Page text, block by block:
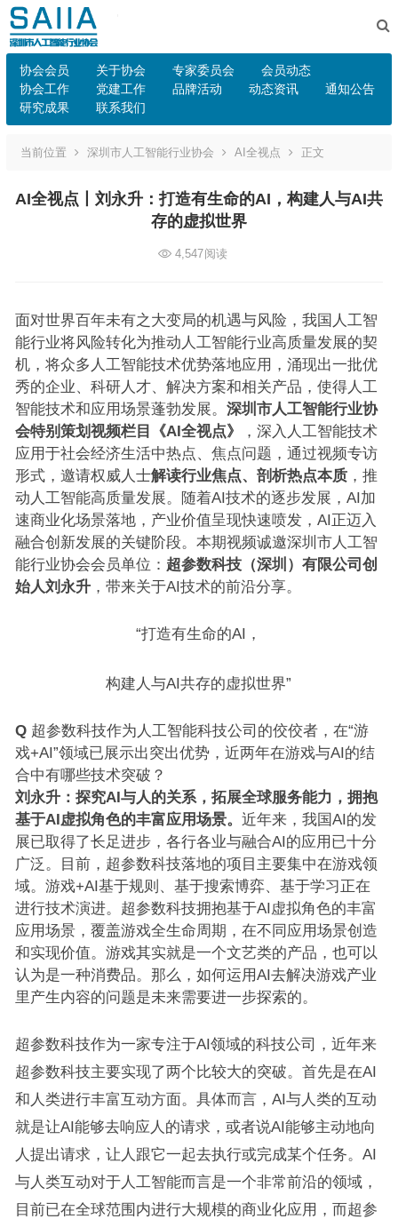
协会会员 关于协会 专家委员会
会员动态
协会工作
党建工作 品牌活动 动态资讯
通知公告
研究成果
联系我们
当前位置 深圳市人工智能行业协会 AI全视点 正文
AI全视点丨刘永升：打造有生命的AI，构建人与AI共
存的虚拟世界
4,547阅读
面对世界百年未有之大变局的机遇与风险，我国人工智
能行业将风险转化为推动人工智能行业高质量发展的契
机，将众多人工智能技术优势落地应用，涌现出一批优
秀的企业、科研人才、解决方案和相关产品，使得人工
智能技术和应用场景蓬勃发展。 深圳市人工智能行业协
会特别策划视频栏目《AI全视点》
，深入人工智能技术
应用于社会经济生活中热点、焦点问题，通过视频专访
形式，邀请权威人士解读行业焦点、剖析热点本质，推
动人工智能高质量发展。随着AI技术的逐步发展，AI加
速商业化场景落地，产业价值呈现快速喷发，AI正迈入
融合创新发展的关键阶段。本期视频诚邀深圳市人工智
能行业协会会员单位： 超参数科技（深圳）有限公司创
始人刘永升，带来关于AI技术的前沿分享。
“打造有生命的AI，
构建人与AI共存的虚拟世界”
Q 超参数科技作为人工智能科技公司的佼佼者，在“游
戏+AI”领域已展示出突出优势，近两年在游戏与AI的结
合中有哪些技术突破？
刘永升： 探究AI与人的关系，拓展全球服务能力，拥抱
基于AI虚拟角色的丰富应用场景。 近年来，我国AI的发
展已取得了长足进步，各行各业与融合AI的应用已十分
广泛。目前，超参数科技落地的项目主要集中在游戏领
域。游戏+AI基于规则、基于搜索博弈、基于学习正在
进行技术演进。超参数科技拥抱基于AI虚拟角色的丰富
应用场景，覆盖游戏全生命周期，在不同应用场景创造
和实现价值。游戏其实就是一个文艺类的产品，也可以
认为是一种消费品。那么，如何运用AI去解决游戏产业
里产生内容的问题是未来需要进一步探索的。
超参数科技作为一家专注于AI领域的科技公司，近年来
超参数科技主要实现了两个比较大的突破。首先是在AI
和人类进行丰富互动方面。具体而言，AI与人类的互动
就是让AI能够去响应人的请求，或者说AI能够主动地向
人提出请求，让人跟它一起去执行或完成某个任务。AI
与人类互动对于人工智能而言是一个非常前沿的领域，
目前已在全球范围内进行大规模的商业化应用，而超参